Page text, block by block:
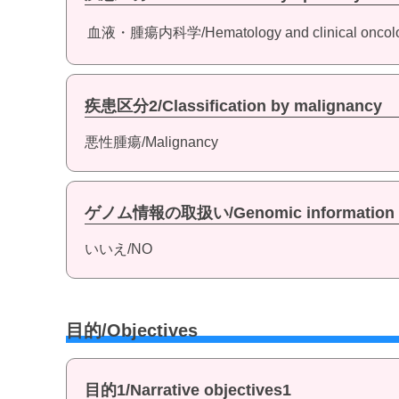
血液・腫瘍内科学/Hematology and clinical
疾患区分2/Classification by malignancy
悪性腫瘍/Malignancy
ゲノム情報の取扱い/Genomic information
いいえ/NO
目的/Objectives
目的1/Narrative objectives1